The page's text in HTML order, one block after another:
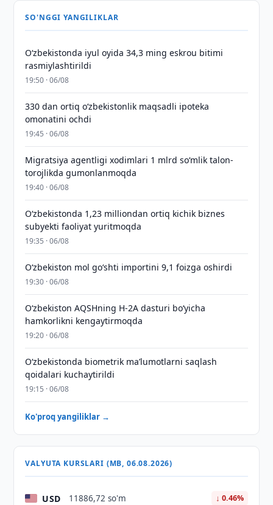
SO'NGGI YANGILIKLAR
O‘zbekistonda iyul oyida 34,3 ming eskrou bitimi
rasmiylashtirildi
19:50 · 06/08
330 dan ortiq o‘zbekistonlik maqsadli ipoteka
omonatini ochdi
19:45 · 06/08
Migratsiya agentligi xodimlari 1 mlrd so‘mlik talon-
torojlikda gumonlanmoqda
19:40 · 06/08
O‘zbekistonda 1,23 milliondan ortiq kichik biznes
subyekti faoliyat yuritmoqda
19:35 · 06/08
O‘zbekiston mol go‘shti importini 9,1 foizga oshirdi
19:30 · 06/08
O‘zbekiston AQSHning H-2A dasturi bo‘yicha
hamkorlikni kengaytirmoqda
19:20 · 06/08
O‘zbekistonda biometrik maʼlumotlarni saqlash
qoidalari kuchaytirildi
19:15 · 06/08
Ko'proq yangiliklar →
VALYUTA KURSLARI (MB, 06.08.2026)
USD 11886,72 so'm ↓ 0.46%